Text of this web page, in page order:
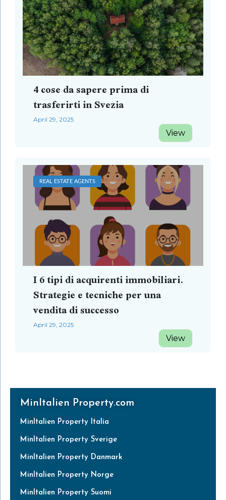
4 cose da sapere prima di
trasferirti in Svezia
April 29, 2025
View
I 6 tipi di acquirenti immobiliari.
Strategie e tecniche per una
vendita di successo
April 29, 2025
View
REAL ESTATE AGENTS
MinItalien Property.com
MinItalien Property Italia
MinItalien Property Sverige
MinItalien Property Danmark
MinItalien Property Norge
MinItalien Property Suomi